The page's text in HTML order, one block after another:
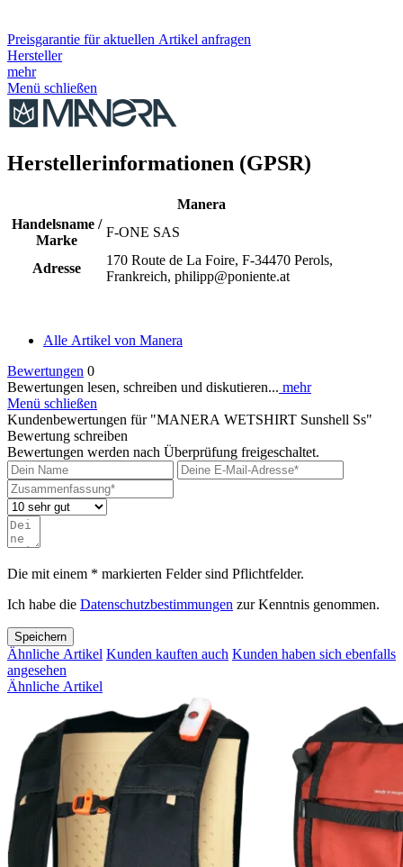
Preisgarantie für aktuellen Artikel anfragen
Hersteller
mehr
Menü schließen
Herstellerinformationen (GPSR)
Manera
Handelsname /
Marke
F-ONE SAS
Adresse
170 Route de La Foire, F-34470 Perols,
Frankreich, philipp@poniente.at
Alle Artikel von Manera
Bewertungen 0
Bewertungen lesen, schreiben und diskutieren... mehr
Menü schließen
Kundenbewertungen für "MANERA WETSHIRT Sunshell Ss"
Bewertung schreiben
Bewertungen werden nach Überprüfung freigeschaltet.
Die mit einem * markierten Felder sind Pflichtfelder.
Ich habe die Datenschutzbestimmungen zur Kenntnis genommen.
Speichern
Ähnliche Artikel Kunden kauften auch Kunden haben sich ebenfalls
angesehen
Ähnliche Artikel